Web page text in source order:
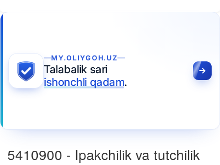
MY.OLIYGOH.UZ
Talabalik sari
ishonchli qadam.
5410900 - Ipakchilik va tutchilik